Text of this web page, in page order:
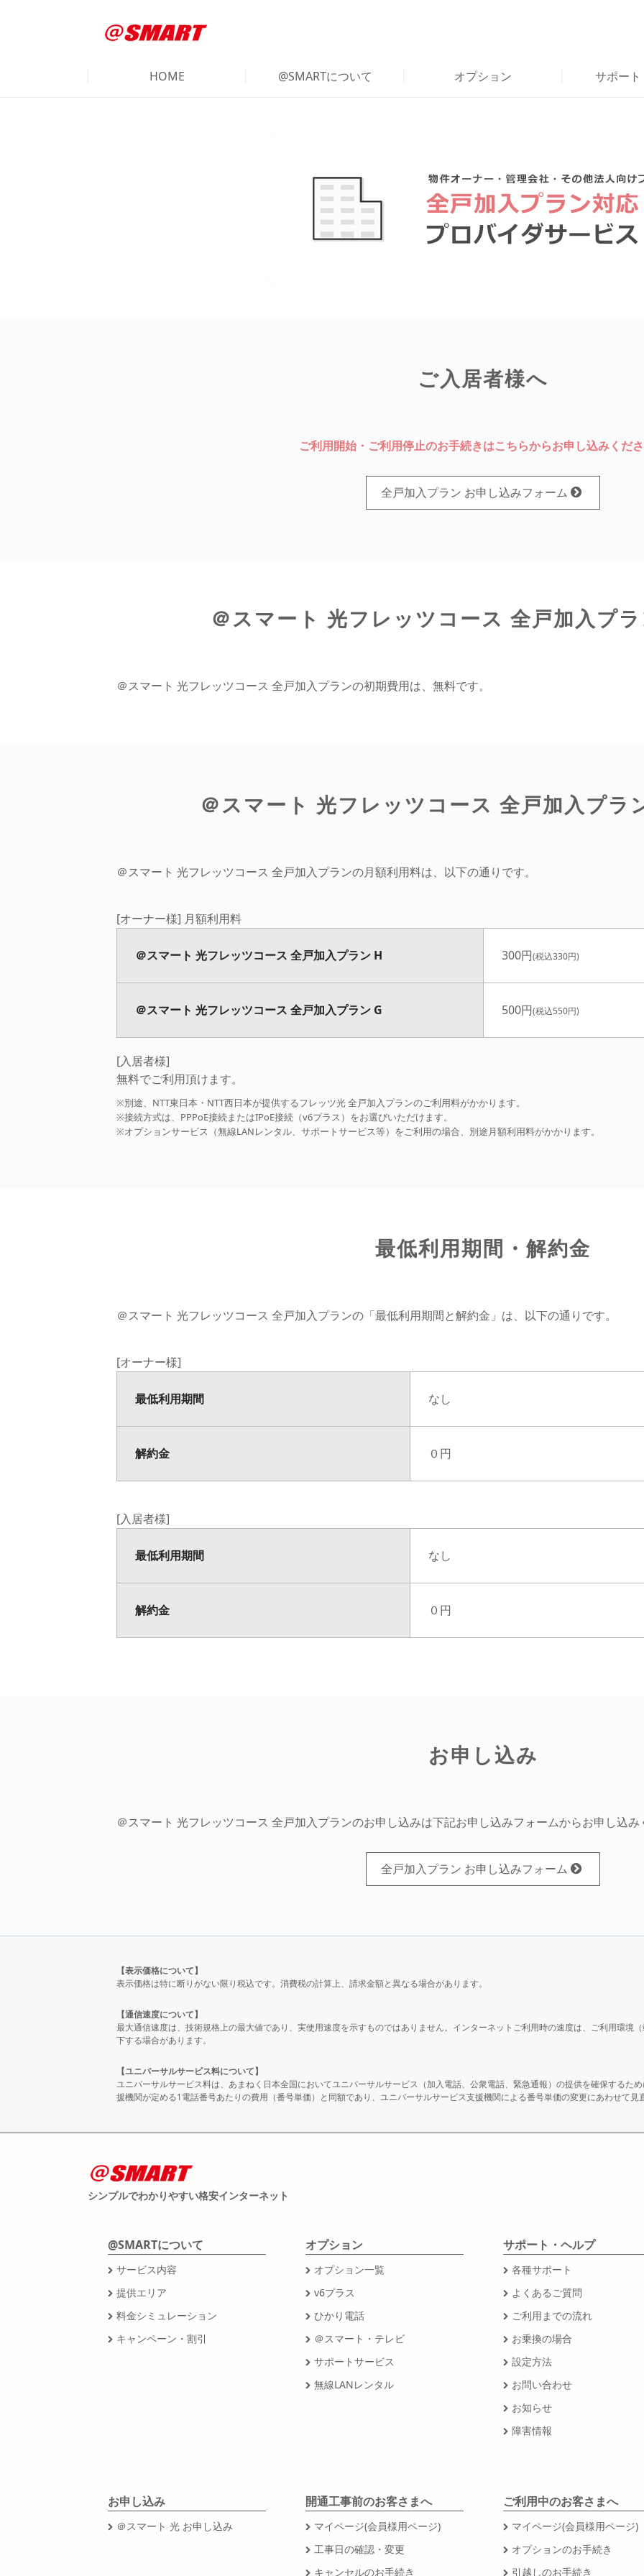
HOME @SMARTについて オプション サポー
ご入居者様へ
ご利用開始・ご利用停止のお手続きはこちらからお申し込みくださ
全戸加入プラン お申し込みフォーム
＠スマート 光フレッツコース 全戸加入プ
＠スマート 光フレッツコース 全戸加入プランの初期費用は、無料です。
＠スマート 光フレッツコース 全戸加入プラ
＠スマート 光フレッツコース 全戸加入プランの月額利用料は、以下の通りです。
[オーナー様] 月額利用料
＠スマート 光フレッツコース 全戸加入プラン H 300円(税込330円)
＠スマート 光フレッツコース 全戸加入プラン G 500円(税込550円)
[入居者様]
無料でご利用頂けます。
※別途、NTT東日本・NTT西日本が提供するフレッツ光 全戸加入プランのご利用料がかかります。
※接続方式は、PPPoE接続またはIPoE接続（v6プラス）をお選びいただけます。
※オプションサービス（無線LANレンタル、サポートサービス等）をご利用の場合、別途月額利用料がかかります。
最低利用期間・解約金
＠スマート 光フレッツコース 全戸加入プランの「最低利用期間と解約金」は、以下の通りです。
[オーナー様]
最低利用期間 なし
解約金 ０円
[入居者様]
最低利用期間 なし
解約金 ０円
お申し込み
＠スマート 光フレッツコース 全戸加入プランのお申し込みは下記お申し込みフォームからお申し込み
全戸加入プラン お申し込みフォーム
【表示価格について】
表示価格は特に断りがない限り税込です。消費税の計算上、請求金額と異なる場合があります。
【通信速度について】
最大通信速度は、技術規格上の最大値であり、実使用速度を示すものではありません。インターネットご利用時の速度は、ご利用環境
下する場合があります。
【ユニバーサルサービス料について】
ユニバーサルサービス料は、あまねく日本全国においてユニバーサルサービス（加入電話、公衆電話、緊急通報）の提供を確保するた
援機関が定める1電話番号あたりの費用（番号単価）と同額であり、ユニバーサルサービス支援機関による番号単価の変更にあわせて見
シンプルでわかりやすい格安インターネット
@SMARTについて
サービス内容
提供エリア
料金シミュレーション
キャンペーン・割引
オプション
オプション一覧
v6プラス
ひかり電話
＠スマート・テレビ
サポートサービス
無線LANレンタル
サポート・ヘルプ
各種サポート
よくあるご質問
ご利用までの流れ
お乗換の場合
設定方法
お問い合わせ
お知らせ
障害情報
お申し込み
＠スマート 光 お申し込み
開通工事前のお客さまへ
マイページ(会員様用ページ)
工事日の確認・変更
キャンセルのお手続き
ご利用中のお客さまへ
マイページ(会員様用ページ)
オプションのお手続き
引越しのお手続き